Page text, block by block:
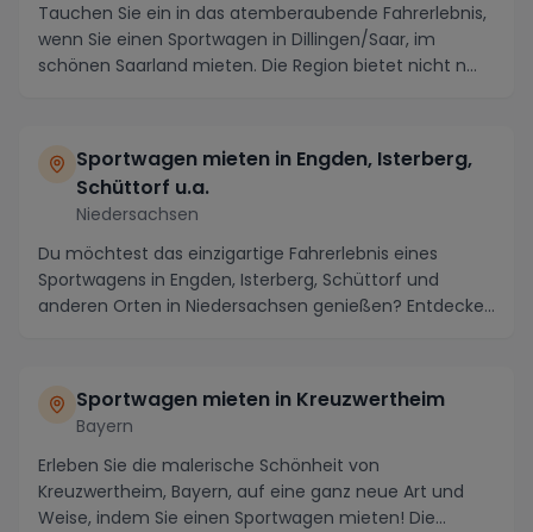
Tauchen Sie ein in das atemberaubende Fahrerlebnis,
wenn Sie einen Sportwagen in Dillingen/Saar, im
schönen Saarland mieten. Die Region bietet nicht n...
Sportwagen mieten in Engden, Isterberg,
Schüttorf u.a.
Niedersachsen
Du möchtest das einzigartige Fahrerlebnis eines
Sportwagens in Engden, Isterberg, Schüttorf und
anderen Orten in Niedersachsen genießen? Entdecke
Sportwagen mieten in Kreuzwertheim
Bayern
Erleben Sie die malerische Schönheit von
Kreuzwertheim, Bayern, auf eine ganz neue Art und
Weise, indem Sie einen Sportwagen mieten! Die